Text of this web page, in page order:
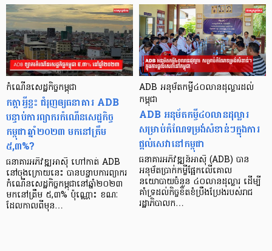
កំណើនសេដ្ឋកិច្ចកម្ពុជា
កត្តាអ្វីខ្លះ ជំរុញឲ្យធនាគារ ADB
បន្ទាប់ការព្យាករកំណើនសេដ្ឋកិច្ច
កម្ពុជាឆ្នាំ២០២៣ មកនៅត្រឹម
៥,៣%?
ធនាគារអភិវឌ្ឍអាស៊ី ហៅកាត់ ADB
នៅចុងក្រោយនេះ បានបន្ទាបការព្យាករ
កំណើនសេដ្ឋកិច្ចកម្ពុជានៅឆ្នាំ២០២៣
មកនៅត្រឹម ៥,៣% ប៉ុណ្ណោះ ខណៈ
ដែលកាលពីមុន…
ADB អនុម័តកម្ចី៤០លានដុល្លារដល់
កម្ពុជា
ADB អនុម័តកម្ចី៤០លានដុល្លារ
សម្រាប់កំណែទម្រង់សំខាន់ៗក្នុងការ
ផ្តល់សេវានៅកម្ពុជា
ធនាគារអភិវឌ្ឍន៍អាស៊ី (ADB) បាន
អនុម័តប្រាក់កម្ចីផ្អែកលើគោល
នយោបាយចំនួន ៤០លានដុល្លារ ដើម្បី
គាំទ្រដល់កិច្ចខិតខំប្រឹងប្រែងរបស់រាជ
រដ្ឋាភិបាលក…